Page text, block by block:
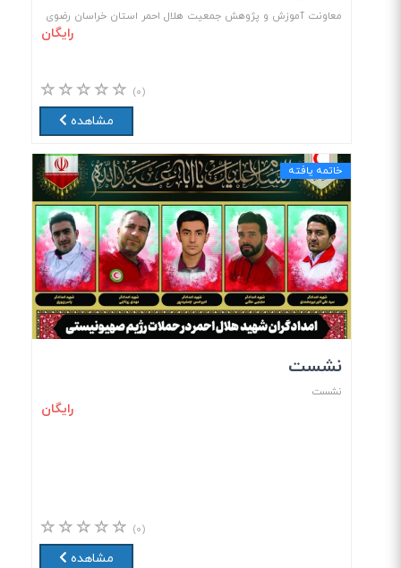
معاونت آموزش و پژوهش جمعیت هلال احمر استان خراسان رضوی
رایگان
(۰)
مشاهده
خاتمه یافته
نشست
نشست
رایگان
(۰)
مشاهده